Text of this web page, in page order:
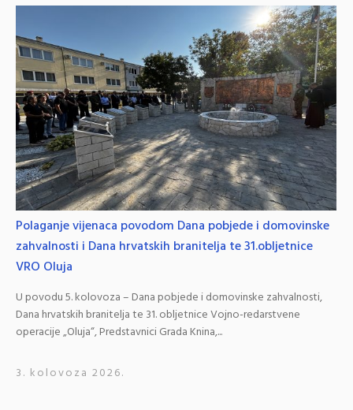
Polaganje vijenaca povodom Dana pobjede i domovinske
zahvalnosti i Dana hrvatskih branitelja te 31.obljetnice
VRO Oluja
U povodu 5. kolovoza – Dana pobjede i domovinske zahvalnosti,
Dana hrvatskih branitelja te 31. obljetnice Vojno-redarstvene
operacije „Oluja“, Predstavnici Grada Knina,...
3. kolovoza 2026.